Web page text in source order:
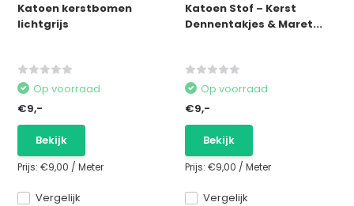
Katoen kerstbomen
lichtgrijs
Vergelijk
Op voorraad
€9,-
Bekijk
Prijs:€9,00 /Meter
Katoen Stof – Kerst
Dennentakjes & Maret...
Vergelijk
Op voorraad
€9,-
Bekijk
Prijs: €9,00 / Meter